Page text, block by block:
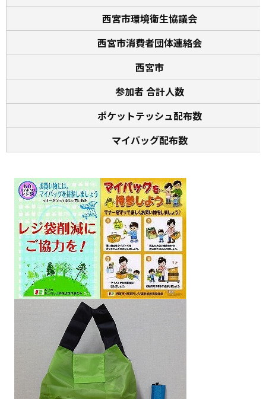
西宮市環境衛生協議会
西宮市消費者団体連絡会
西宮市
参加者 合計人数
ポケットテッシュ配布数
マイバッグ配布数